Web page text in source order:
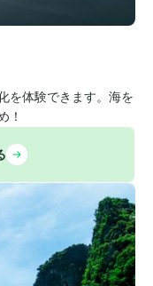
を体験できます。海を
！